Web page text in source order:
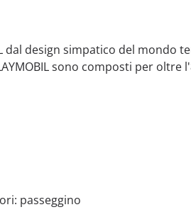
dal design simpatico del mondo
sono composti per oltre
passeggino